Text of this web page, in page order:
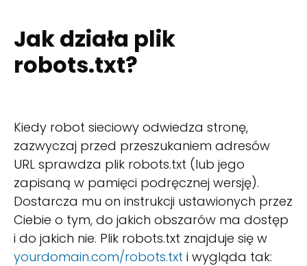
Jak działa plik
robots.txt?
Kiedy robot sieciowy odwiedza stronę,
zazwyczaj przed przeszukaniem adresów
URL sprawdza plik robots.txt (lub jego
zapisaną w pamięci podręcznej wersję).
Dostarcza mu on instrukcji ustawionych przez
Ciebie o tym, do jakich obszarów ma dostęp
i do jakich nie. Plik robots.txt znajduje się w
yourdomain.com/robots.txt i wygląda tak: